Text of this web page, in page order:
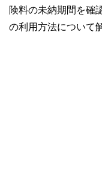
険料の未納期間を確
の利用方法について